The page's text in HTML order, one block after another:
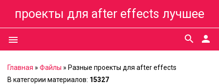
проекты для after effects лучшее
menu person
search
Главная » Файлы » Разные проекты для after effects
В категории материалов: 15327